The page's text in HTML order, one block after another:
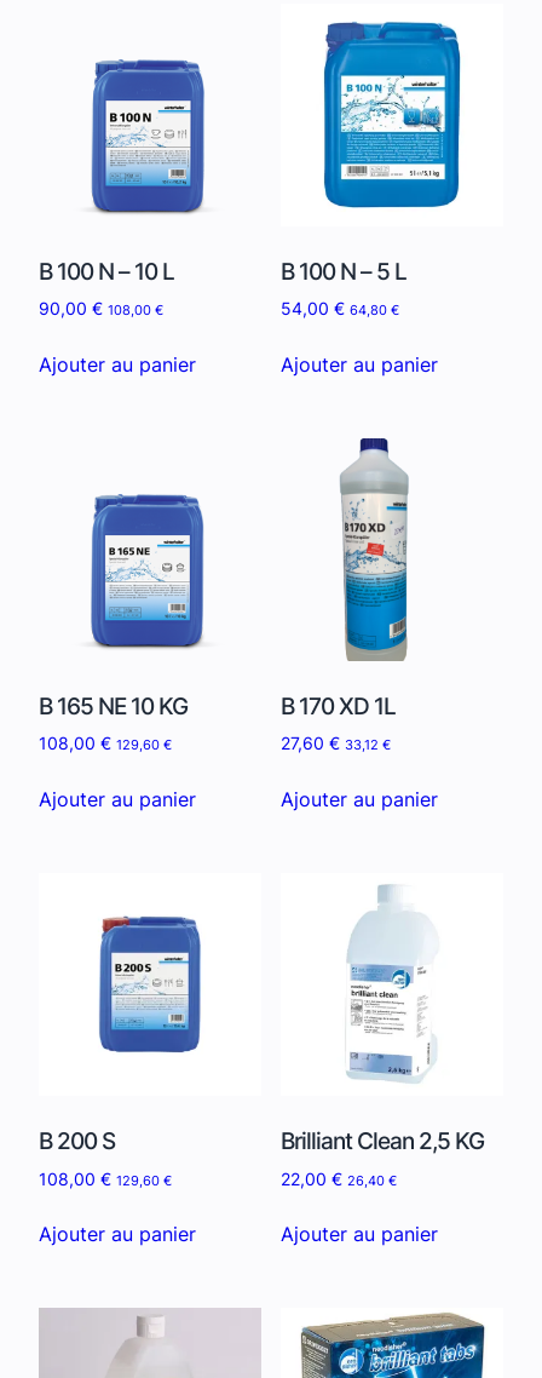
B 100 N – 10 L
90,00 € 108,00 €
Ajouter au panier
B 100 N – 5 L
54,00 € 64,80 €
Ajouter au panier
B 165 NE 10 KG
108,00 € 129,60 €
Ajouter au panier
B 170 XD 1L
27,60 € 33,12 €
Ajouter au panier
B 200 S
108,00 € 129,60 €
Ajouter au panier
Brilliant Clean 2,5 KG
22,00 € 26,40 €
Ajouter au panier